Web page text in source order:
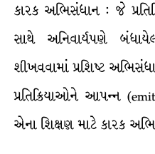
કારક અભિસંધાન : જે
સાથે અનિવાર્યપણે
શીખવવામાં પ્રશિષ્ટ
પ્રતિક્રિયાઓને આપન્ન
એના શિક્ષણ માટે કારક